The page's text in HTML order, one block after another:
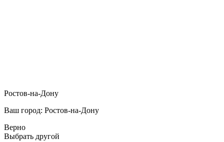
Ростов-на-Дону
Ваш город: Ростов-на-Дону
Верно
Выбрать другой